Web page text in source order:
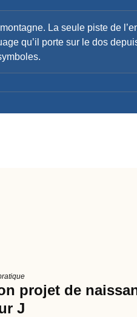
La seule piste de
qu’il porte sur le dos
projet de
J